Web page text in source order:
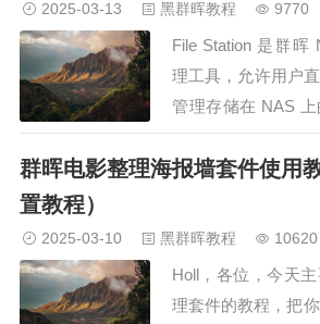
2025-03-13 黑群晖教程 9770
File Station 是群晖
理工具，允许用户
管理存储在 NAS
Windows 资源管
功能相当强大,比如
本教程将带大家详
群晖电影整理海报墙套件使用
置教程）
2025-03-10 黑群晖教程 10620
Holl，各位，今天
理套件的教程，把